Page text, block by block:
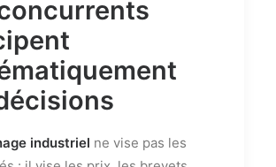
industriel ne vise pas les